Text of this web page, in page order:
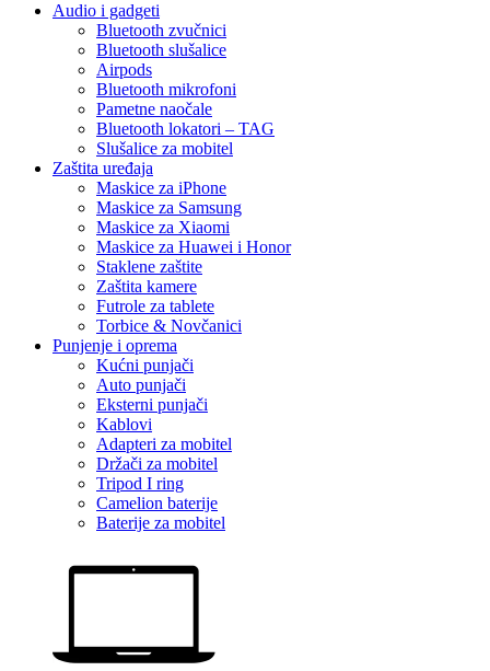
Audio i gadgeti
Bluetooth zvučnici
Bluetooth slušalice
Airpods
Bluetooth mikrofoni
Pametne naočale
Bluetooth lokatori – TAG
Slušalice za mobitel
Zaštita uređaja
Maskice za iPhone
Maskice za Samsung
Maskice za Xiaomi
Maskice za Huawei i Honor
Staklene zaštite
Zaštita kamere
Futrole za tablete
Torbice & Novčanici
Punjenje i oprema
Kućni punjači
Auto punjači
Eksterni punjači
Kablovi
Adapteri za mobitel
Držači za mobitel
Tripod I ring
Camelion baterije
Baterije za mobitel